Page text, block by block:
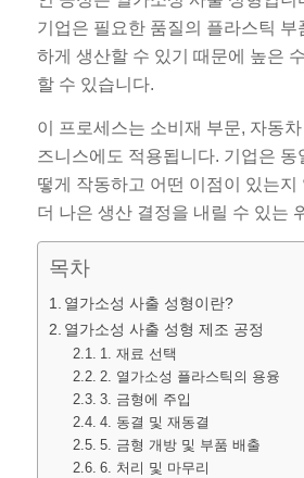
기업은 필요한 품질의 플라스틱 부
하게 생산할 수 있기 때문에 높은
할 수 있습니다.
이 프로세스는 소비재 부문, 자동차
즈니스에도 적용됩니다. 기업은 동
떻게 작동하고 어떤 이점이 있는지
더 나은 생산 결정을 내릴 수 있는
목차
열가소성 사출 성형이란?
열가소성 사출 성형 제조 공정
1. 재료 선택
2. 열가소성 플라스틱의 용융
3. 금형에 주입
4. 동결 및 재동결
5. 금형 개방 및 부품 배출
6. 처리 및 마무리